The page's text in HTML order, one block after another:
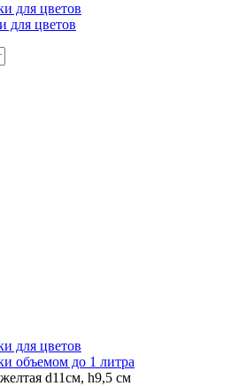
для цветов
для цветов
для цветов
объемом до 1 литра
d11см, h9,5 см